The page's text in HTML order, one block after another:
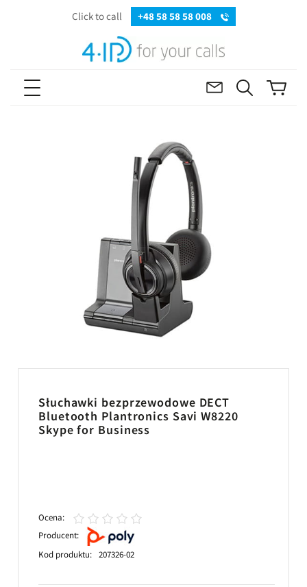
Click to call +48 58 58 58 008
Słuchawki bezprzewodowe DECT
Bluetooth Plantronics Savi W8220
Skype for Business
Ocena:
Producent:
Kod produktu: 207326-02